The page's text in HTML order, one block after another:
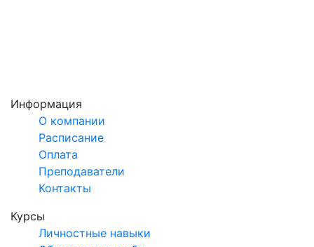
Информация
О компании
Расписание
Оплата
Преподаватели
Контакты
Курсы
Личностные навыки